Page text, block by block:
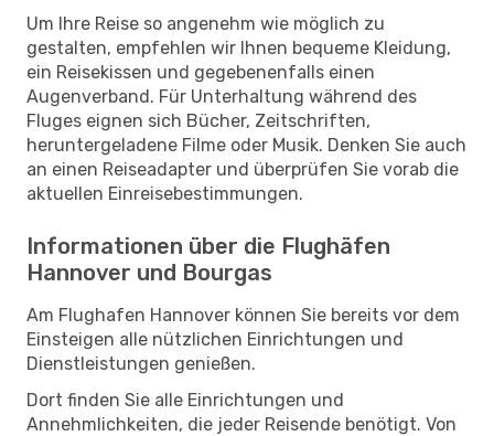
Um Ihre Reise so angenehm wie möglich zu
gestalten, empfehlen wir Ihnen bequeme Kleidung,
ein Reisekissen und gegebenenfalls einen
Augenverband. Für Unterhaltung während des
Fluges eignen sich Bücher, Zeitschriften,
heruntergeladene Filme oder Musik. Denken Sie auch
an einen Reiseadapter und überprüfen Sie vorab die
aktuellen Einreisebestimmungen.
Informationen über die Flughäfen
Hannover und Bourgas
Am Flughafen Hannover können Sie bereits vor dem
Einsteigen alle nützlichen Einrichtungen und
Dienstleistungen genießen.
Dort finden Sie alle Einrichtungen und
Annehmlichkeiten, die jeder Reisende benötigt. Von